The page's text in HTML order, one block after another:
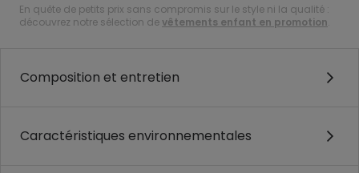
En quête de petits prix sans compromis sur le style ni la qualité :
découvrez notre sélection devêtements enfant en promotion.
Composition et entretien
Caractéristiques environnementales